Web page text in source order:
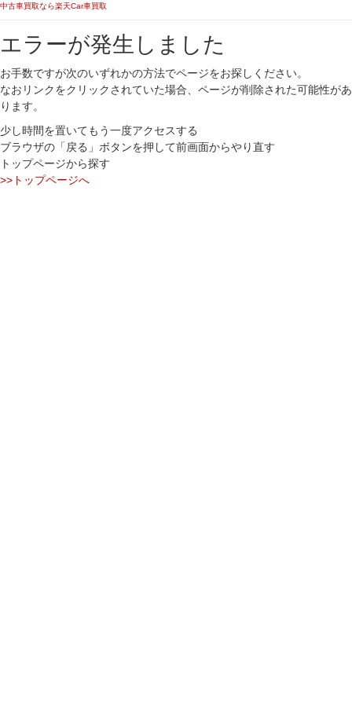
中古車買取なら楽天Car車買取
エラーが発生しました
お手数ですが次のいずれかの方法でページをお探しください。
なおリンクをクリックされていた場合、ページが削除された可能性があ
ります。
少し時間を置いてもう一度アクセスする
ブラウザの「戻る」ボタンを押して前画面からやり直す
トップページから探す
>>トップページへ